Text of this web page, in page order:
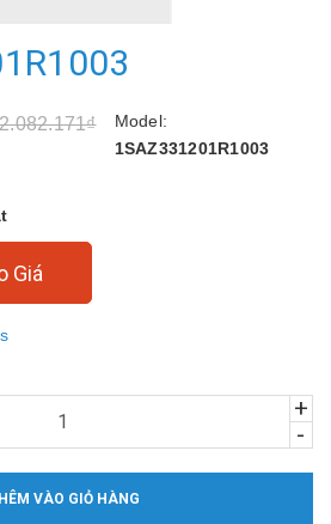
Model:
1SAZ331201R1003
Giá
+
-
VÀO GIỎ HÀNG